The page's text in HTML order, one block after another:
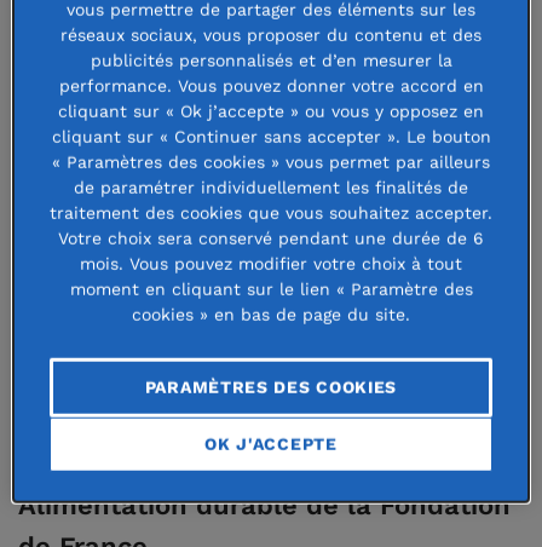
La Fédération des races de Bretagne
aide les éleveurs à la
professionnalisation des systèmes
d’élevages en races locales : c’est en
vivant des races locales que l’on
contribue à leur sauvegarde ! Soutenir
le développement de nouvelles
bretonne respectueuse des bêtes,
des hommes et de l’environnement,
tel est l’objectif du programme
Alimentation durable de la Fondation
vous permettre de partager des éléments sur les
réseaux sociaux, vous proposer du contenu et des
publicités personnalisés et d’en mesurer la
performance. Vous pouvez donner votre accord en
cliquant sur « Ok j’accepte » ou vous y opposez en
cliquant sur « Continuer sans accepter ». Le bouton
« Paramètres des cookies » vous permet par ailleurs
de paramétrer individuellement les finalités de
traitement des cookies que vous souhaitez accepter.
Votre choix sera conservé pendant une durée de 6
mois. Vous pouvez modifier votre choix à tout
moment en cliquant sur le lien « Paramètre des
cookies » en bas de page du site.
PARAMÈTRES DES COOKIES
OK J'ACCEPTE